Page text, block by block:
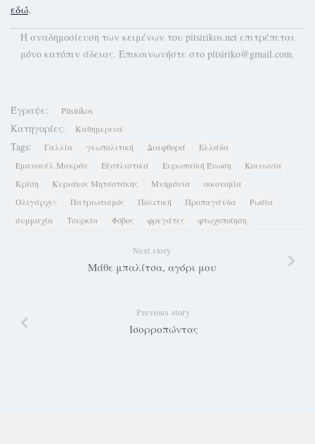
εδώ.
H αναδημοσίευση των κειμένων του pitsirikos.net επιτρέπεται
μόνο κατόπιν άδειας. Επικοινωνήστε στο pitsiriko@gmail.com.
Έγραψε: Pitsirikos
Κατηγορίες: Καθημερινά
Tags: Γαλλία γεωπολιτική Διαφθορά
Ελλάδα
Εμανουέλ Μακρόν
Εξοπλιστικά Ευρωπαϊκή Ένωση
Κοινωνία
Κρίση
Κυριάκος Μητσοτάκης Μνημόνια
οικονομία
Ολιγάρχες
Πατριωτισμός Πολιτική Προπαγάνδα
Ρωσία
συμμαχία
Τουρκία Φόβος φρεγάτες φτωχοποίηση
Next story
Μάθε μπαλίτσα, αγόρι μου
Previous story
Ισορροπώντας